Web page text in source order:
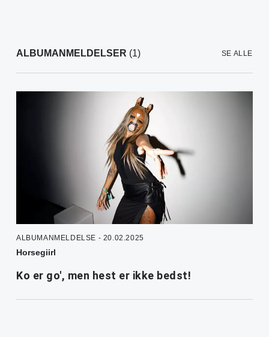
ALBUMANMELDELSER (1) SE ALLE
ALBUMANMELDELSE - 20.02.2025
Horsegiirl
Ko er go', men hest er ikke bedst!